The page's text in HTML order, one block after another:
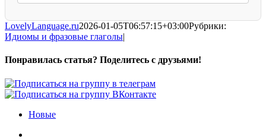
LovelyLanguage.ru2026-01-05T06:57:15+03:00Рубрики:
Идиомы и фразовые глаголы|
Понравилась статья? Поделитесь с друзьями!
Facebook
X
Pinterest
Vk
Новые